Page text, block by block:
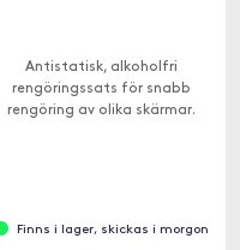
Antistatisk, alkoholfri
rengöringssats för snabb
rengöring av olika skärmar.
Finns i lager, skickas i morgon